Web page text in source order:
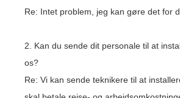
Re: Intet problem, jeg kan gøre det for
2. Kan du sende dit personale til at
os?
Re: Vi kan sende teknikere til at